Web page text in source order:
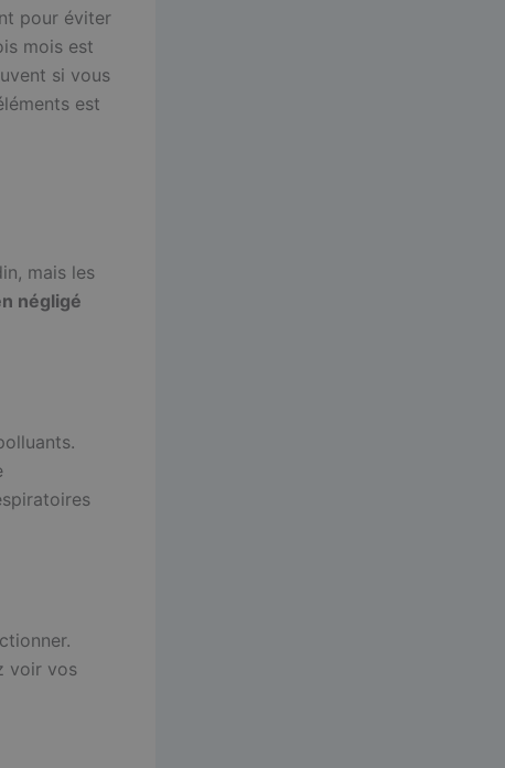
pour éviter
mois est
si vous
est
mais les
négligé
voir vos